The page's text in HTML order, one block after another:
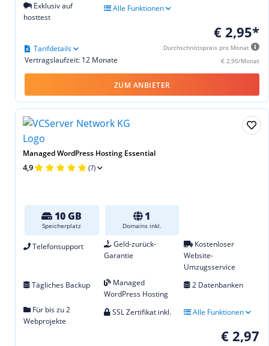
Exklusiv auf
hosttest
Alle Funktionen
€ 2,95*
Durchschnittspreis pro Monat
€ 2,95/Monat
Vertragslaufzeit: 12 Monate
Tarifdetails
ZUM ANBIETER
Managed WordPress Hosting Essential
4,9 (7)
10 GB
Speicherplatz
1
Domains inkl.
Telefonsupport
Geld-zurück-
Garantie
Kostenloser
Website-
Umzugsservice
Tägliches Backup
Managed
WordPress Hosting
2 Datenbanken
Für bis zu 2
Webprojekte
SSL Zertifikat inkl. Alle Funktionen
€ 2,97